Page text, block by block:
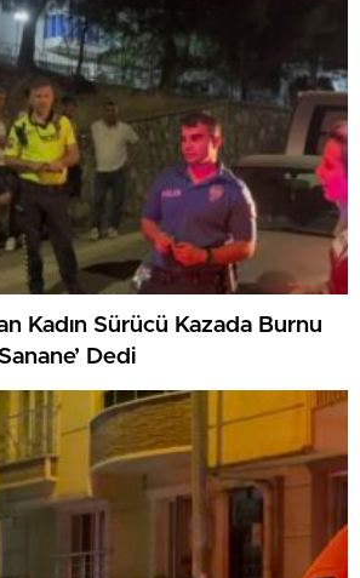
Kadın Sürücü Kazada Burnu
Dedi